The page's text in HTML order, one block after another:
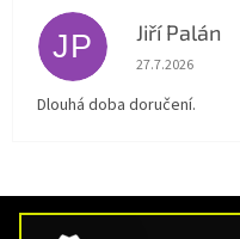
JP Jiří Palán
Hodnocení
27.7.2026
Dlouhá doba doručení.